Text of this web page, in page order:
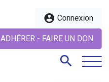
account_circle Connexion
ADHÉRER - FAIRE UN DON
search